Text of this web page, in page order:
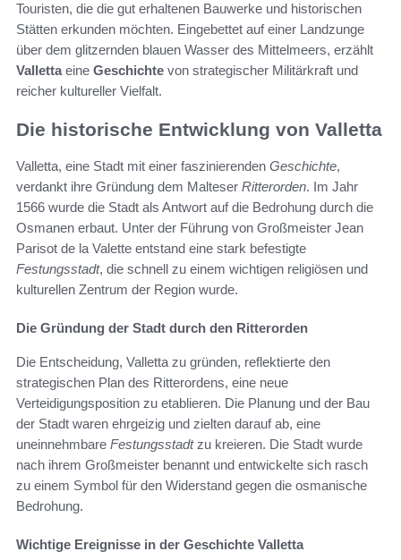
Touristen, die die gut erhaltenen Bauwerke und historischen
Stätten erkunden möchten. Eingebettet auf einer Landzunge
über dem glitzernden blauen Wasser des Mittelmeers, erzählt
Vallettaeine Geschichte von strategischer Militärkraft und
reicher kultureller Vielfalt.
Die historische Entwicklung von Valletta
Valletta, eine Stadt mit einer faszinierenden Geschichte,
verdankt ihre Gründung dem Malteser Ritterorden. Im Jahr
1566 wurde die Stadt als Antwort auf die Bedrohung durch die
Osmanen erbaut. Unter der Führung von Großmeister Jean
Parisot de la Valette entstand eine stark befestigte
Festungsstadt, die schnell zu einem wichtigen religiösen und
kulturellen Zentrum der Region wurde.
Die Gründung der Stadt durch den Ritterorden
Die Entscheidung, Valletta zu gründen, reflektierte den
strategischen Plan des Ritterordens, eine neue
Verteidigungsposition zu etablieren. Die Planung und der Bau
der Stadt waren ehrgeizig und zielten darauf ab, eine
uneinnehmbare Festungsstadtzu kreieren. Die Stadt wurde
nach ihrem Großmeister benannt und entwickelte sich rasch
zu einem Symbol für den Widerstand gegen die osmanische
Bedrohung.
Wichtige Ereignisse in der Geschichte Valletta